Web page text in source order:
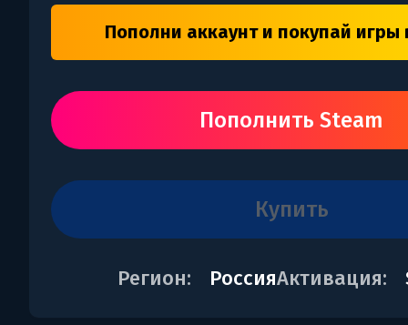
Пополни аккаунт и покупай игры
Пополнить Steam
купить
Регион: РоссияАктивация: